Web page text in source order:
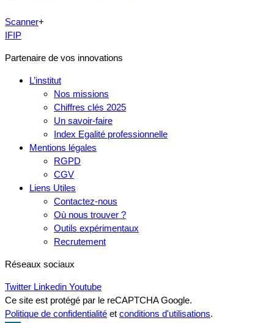
Scanner+
IFIP
Partenaire de vos innovations
L’institut
Nos missions
Chiffres clés 2025
Un savoir-faire
Index Egalité professionnelle
Mentions légales
RGPD
CGV
Liens Utiles
Contactez-nous
Où nous trouver ?
Outils expérimentaux
Recrutement
Réseaux sociaux
Twitter Linkedin Youtube
Ce site est protégé par le reCAPTCHA Google.
Politique de confidentialité et conditions d'utilisations.